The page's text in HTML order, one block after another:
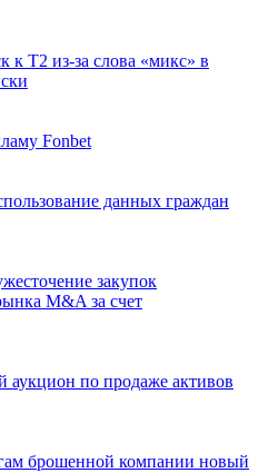
к Т2 из-за слова «микс» в
Fonbet
данных граждан
закупок
M&A за счет
аукцион по продаже активов
брошенной компании новый